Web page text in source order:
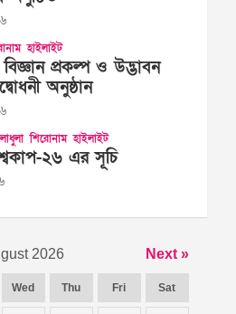
হাইলাইট
প্রকল্প ও উদ্ভাবন
অনুষ্ঠান
শিরোনাম হাইলাইট
২৬ এর সূচি
2026 Next »
Wed Thu Fri Sat